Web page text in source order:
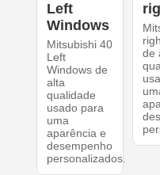
Left
Windows
Mitsubishi 40
Left
Windows de
alta
qualidade
usado para
uma
aparência e
desempenho
personalizados.
de